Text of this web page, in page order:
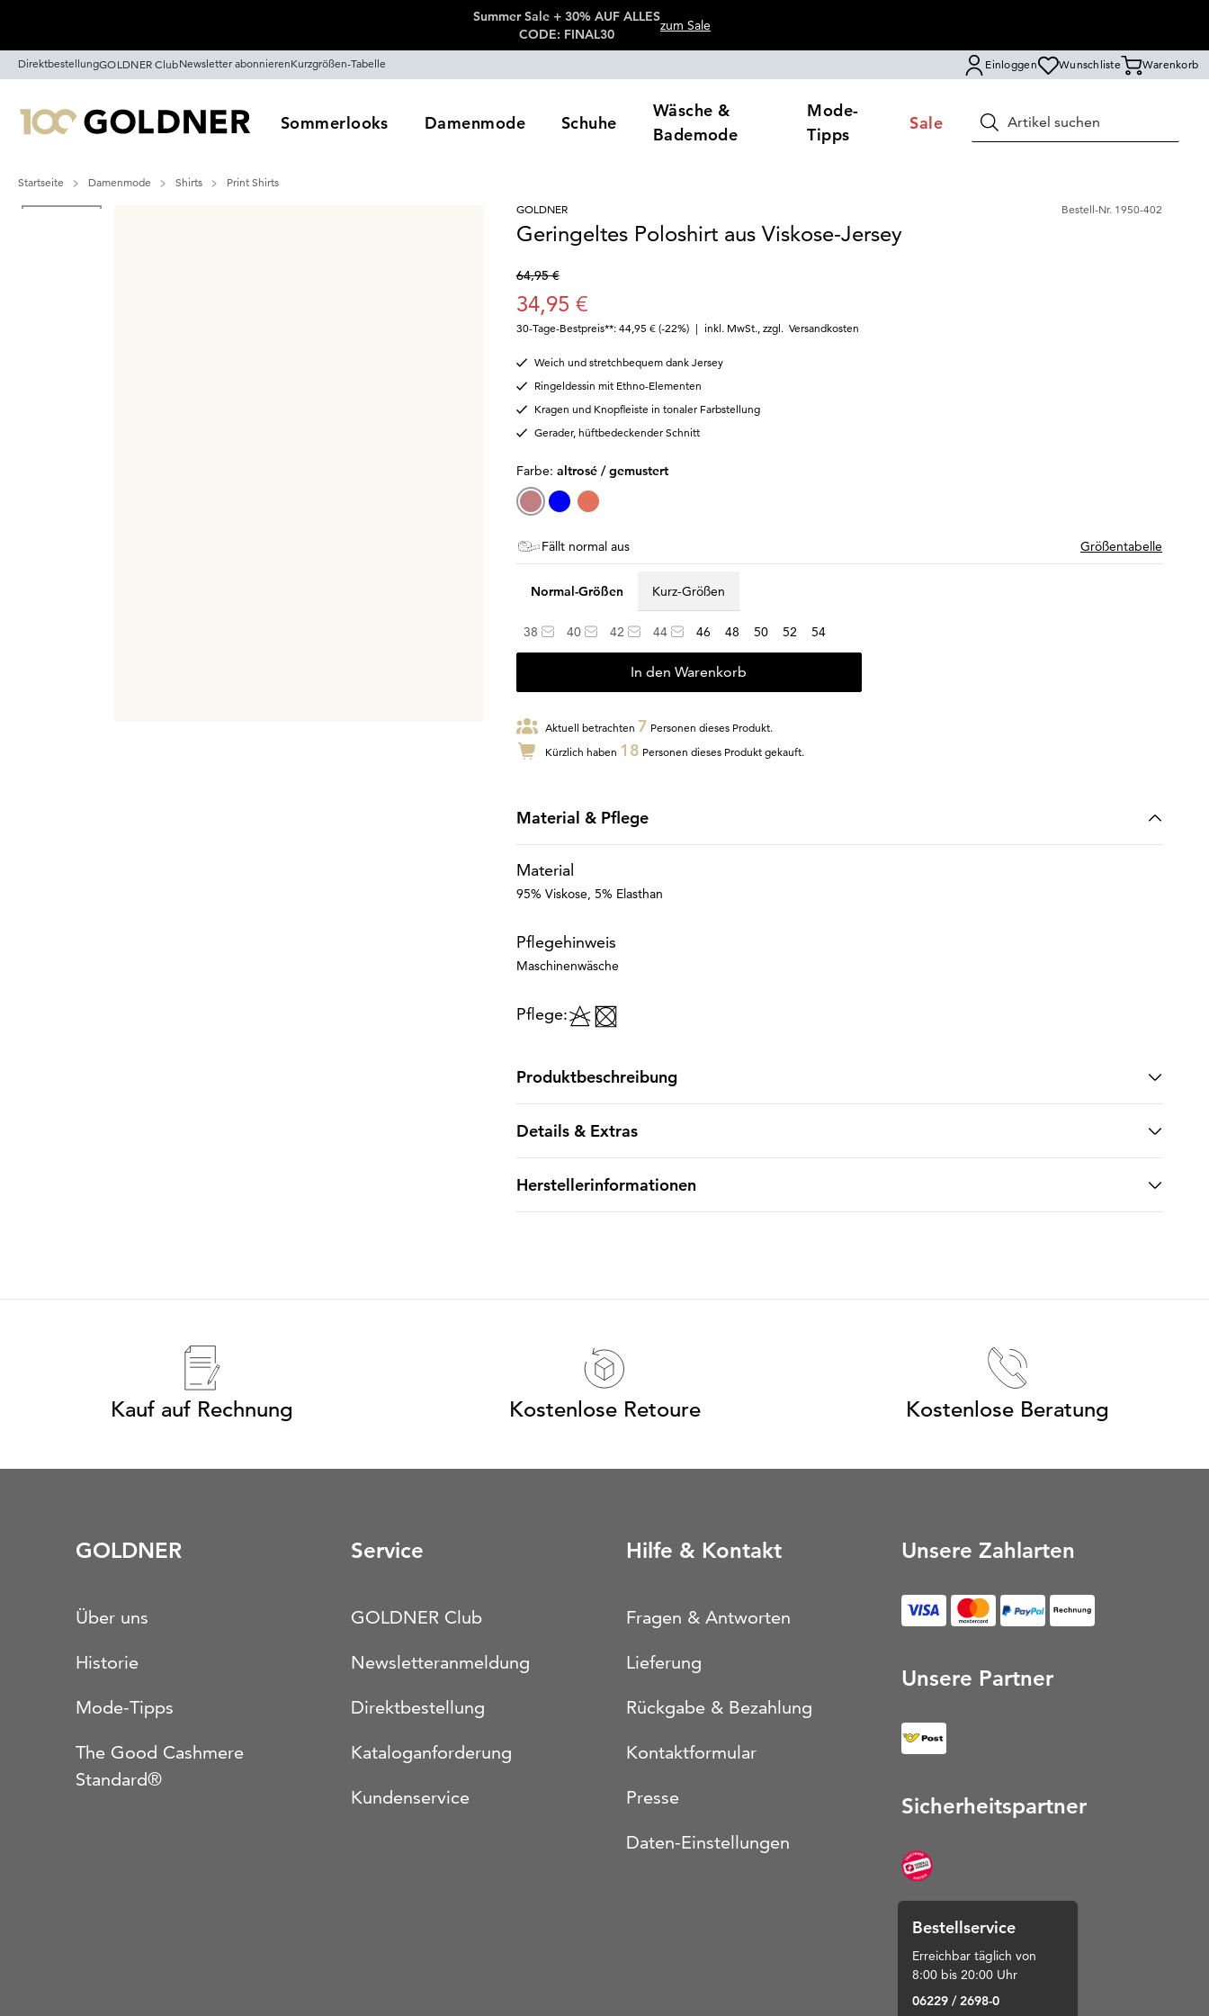
Summer Sale + 30% AUF ALLES
CODE: FINAL30
zum Sale
DirektbestellungGOLDNER ClubNewsletter abonnierenKurzgrößen-Tabelle Einloggen Wunschliste Warenkorb
Sommerlooks Damenmode Schuhe
Wäsche &
Bademode
Mode-
Tipps
Sale Suchen
Startseite Damenmode Shirts
Print Shirts
GOLDNER
Bestell-Nr. 1950-402
Geringeltes Poloshirt aus Viskose-Jersey
64,95 €
34,95 €
30-Tage-Bestpreis**: 44,95 € (-22%) | inkl. MwSt., zzgl. Versandkosten
Weich und stretchbequem dank Jersey
Ringeldessin mit Ethno-Elementen
Kragen und Knopfleiste in tonaler Farbstellung
Gerader, hüftbedeckender Schnitt
Farbe: altrosé / gemustert
Fällt normal aus Größentabelle
Normal-Größen Kurz-Größen
38 40 42 44 46 48 50 52 54
In den Warenkorb
Aktuell betrachten 7 Personen dieses Produkt.
Kürzlich haben 18 Personen dieses Produkt gekauft.
Material & Pflege
Material
95% Viskose, 5% Elasthan
Pflegehinweis
Maschinenwäsche
Pflege:
Produktbeschreibung
Details & Extras
Herstellerinformationen
Kauf auf Rechnung Kostenlose Retoure Kostenlose Beratung
GOLDNER
Über uns
Historie
Mode-Tipps
The Good Cashmere
Standard®
Service
GOLDNER Club
Newsletteranmeldung
Direktbestellung
Kataloganforderung
Kundenservice
Hilfe & Kontakt
Fragen & Antworten
Lieferung
Rückgabe & Bezahlung
Kontaktformular
Presse
Daten-Einstellungen
Unsere Zahlarten
Rechnung (Öffnet in
Unsere Partner
Sicherheitspartner
Bestellservice
Erreichbar täglich von
8:00 bis 20:00 Uhr
06229 / 2698-0